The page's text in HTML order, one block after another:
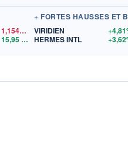
1,1542$US
15,95$US
+ FORTES HAUSSES ET
VIRIDIEN
HERMES INTL